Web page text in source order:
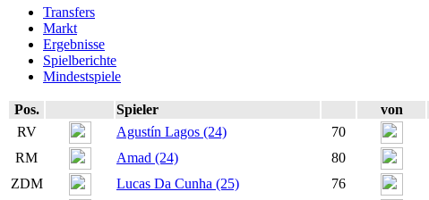
Transfers
Markt
Ergebnisse
Spielberichte
Mindestspiele
Pos. Spieler von
RV
Agustín Lagos (24) 70
RM
Amad (24) 80
ZDM
Lucas Da Cunha (25) 76